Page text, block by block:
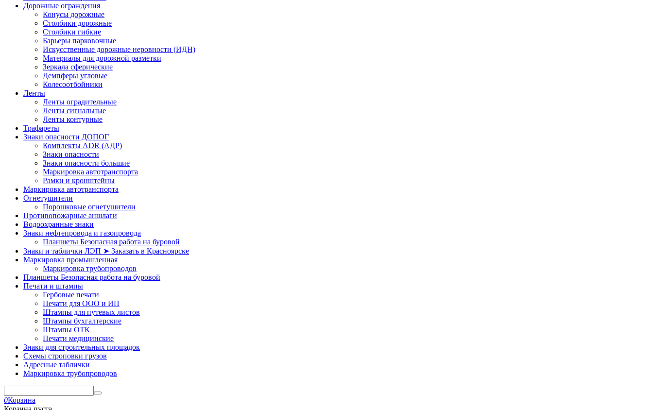
Дорожные ограждения
Конусы дорожные
Столбики дорожные
Столбики гибкие
Барьеры парковочные
Искусственные дорожные неровности (ИДН)
Материалы для дорожной разметки
Зеркала сферические
Демпферы угловые
Колесоотбойники
Ленты
Ленты оградительные
Ленты сигнальные
Ленты контурные
Трафареты
Знаки опасности ДОПОГ
Комплекты ADR (АДР)
Знаки опасности
Знаки опасности большие
Маркировка автотранспорта
Рамки и кронштейны
Маркировка автотранспорта
Огнетушители
Порошковые огнетушители
Противопожарные аншлаги
Водоохранные знаки
Знаки нефтепровода и газопровода
Планшеты Безопасная работа на буровой
Знаки и таблички ЛЭП ➤ Заказать в Красноярске
Маркировка промышленная
Маркировка трубопроводов
Планшеты Безопасная работа на буровой
Печати и штампы
Гербовые печати
Печати для ООО и ИП
Штампы для путевых листов
Штампы бухгалтерские
Штампы ОТК
Печати медицинские
Знаки для строительных площадок
Схемы строповки грузов
Адресные таблички
Маркировка трубопроводов
0Корзина